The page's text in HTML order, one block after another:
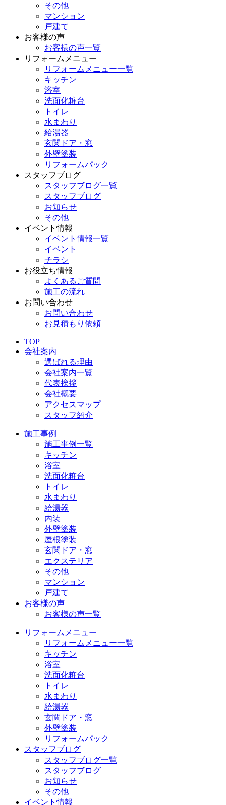
その他
マンション
戸建て
お客様の声
お客様の声一覧
リフォームメニュー
リフォームメニュー一覧
キッチン
浴室
洗面化粧台
トイレ
水まわり
給湯器
玄関ドア・窓
外壁塗装
リフォームパック
スタッフブログ
スタッフブログ一覧
スタッフブログ
お知らせ
その他
イベント情報
イベント情報一覧
イベント
チラシ
お役立ち情報
よくあるご質問
施工の流れ
お問い合わせ
お問い合わせ
お見積もり依頼
TOP
会社案内
選ばれる理由
会社案内一覧
代表挨拶
会社概要
アクセスマップ
スタッフ紹介
施工事例
施工事例一覧
キッチン
浴室
洗面化粧台
トイレ
水まわり
給湯器
内装
外壁塗装
屋根塗装
玄関ドア・窓
エクステリア
その他
マンション
戸建て
お客様の声
お客様の声一覧
リフォームメニュー
リフォームメニュー一覧
キッチン
浴室
洗面化粧台
トイレ
水まわり
給湯器
玄関ドア・窓
外壁塗装
リフォームパック
スタッフブログ
スタッフブログ一覧
スタッフブログ
お知らせ
その他
イベント情報